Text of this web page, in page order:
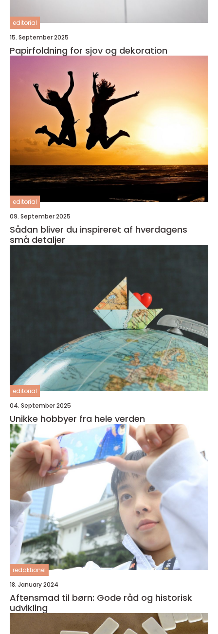
editorial
15. September 2025
Papirfoldning for sjov og dekoration
editorial
09. September 2025
Sådan bliver du inspireret af hverdagens
små detaljer
editorial
04. September 2025
Unikke hobbyer fra hele verden
redaktionel
18. January 2024
Aftensmad til børn: Gode råd og historisk
udvikling